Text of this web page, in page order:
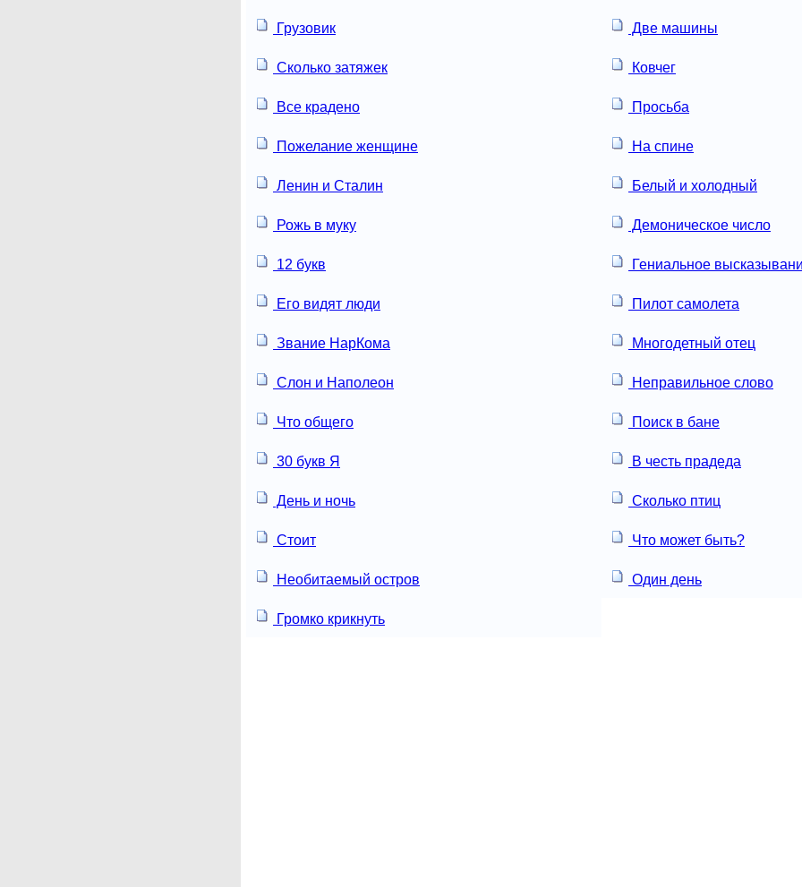
Грузовик Две машины
Сколько затяжек Ковчег
Все крадено Просьба
Пожелание женщине На спине
Ленин и Сталин Белый и холодный
Рожь в муку Демоническое число
12 букв Гениальное
Его видят люди Пилот самолета
Звание НарКома Многодетный отец
Слон и Наполеон Неправильное слово
Что общего Поиск в бане
30 букв Я В честь прадеда
День и ночь Сколько птиц
Стоит Что может быть?
Необитаемый остров Один день
Громко крикнуть